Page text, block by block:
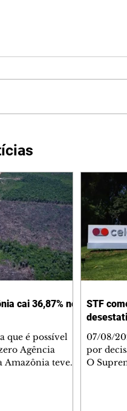
cai 36,87% no
que é possível
Agência
Amazônia teve
STF
07/08/
por
O